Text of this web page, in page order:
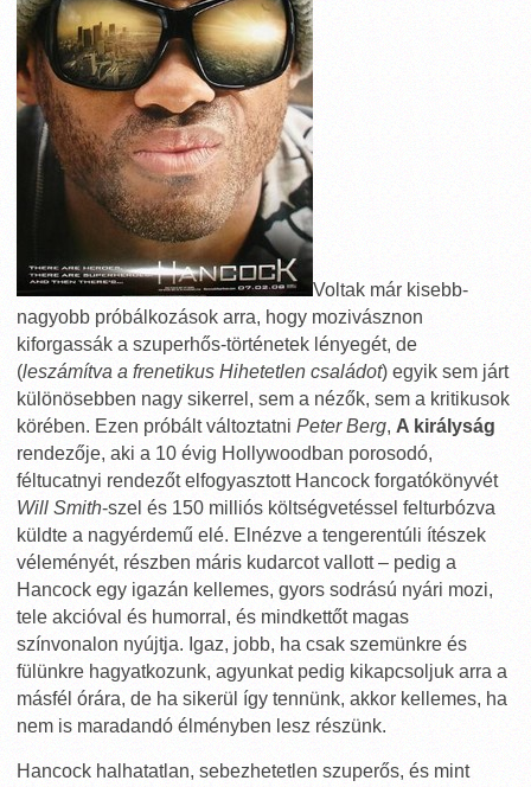
Voltak már kisebb-
nagyobb próbálkozások arra, hogy mozivásznon
kiforgassák a szuperhős-történetek lényegét, de
(leszámítva a frenetikus Hihetetlen családot) egyik sem járt
különösebben nagy sikerrel, sem a nézők, sem a kritikusok
körében. Ezen próbált változtatni Peter Berg, A királyság
rendezője, aki a 10 évig Hollywoodban porosodó,
féltucatnyi rendezőt elfogyasztott Hancock forgatókönyvét
Will Smith-szel és 150 milliós költségvetéssel felturbózva
küldte a nagyérdemű elé. Elnézve a tengerentúli ítészek
véleményét, részben máris kudarcot vallott – pedig a
Hancock egy igazán kellemes, gyors sodrású nyári mozi,
tele akcióval és humorral, és mindkettőt magas
színvonalon nyújtja. Igaz, jobb, ha csak szemünkre és
fülünkre hagyatkozunk, agyunkat pedig kikapcsoljuk arra a
másfél órára, de ha sikerül így tennünk, akkor kellemes, ha
nem is maradandó élményben lesz részünk.
Hancock halhatatlan, sebezhetetlen szuperős, és mint